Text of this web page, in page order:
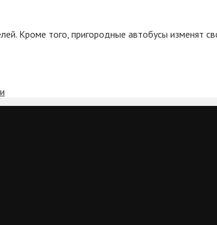
Кроме того, пригородные автобусы изменят